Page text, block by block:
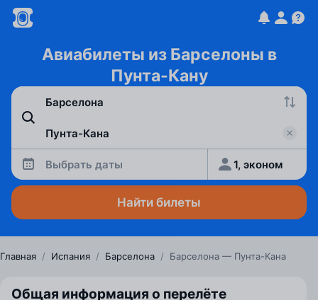
Авиабилеты из Барселоны в
Пунта-Кану
Выбрать даты 1, эконом
Найти билеты
Главная / Испания / Барселона / Барселона — Пунта-Кана
Общая информация о перелёте